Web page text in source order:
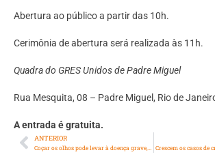
Abertura ao público a partir das 10h.
Cerimônia de abertura será realizada às 11h.
Quadra do GRES Unidos de Padre Miguel
Rua Mesquita, 08 – Padre Miguel, Rio de
A entrada é gratuita.
ANTERIOR
Coçar os olhos pode levar à doença grave, alerta oftalmologista